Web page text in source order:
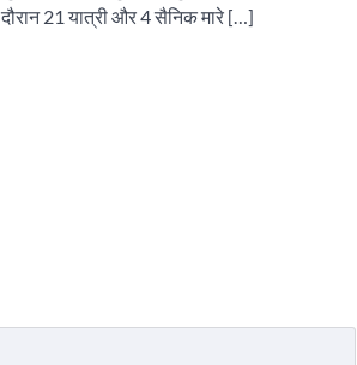
दौरान 21 यात्री और 4 सैनिक मारे […]